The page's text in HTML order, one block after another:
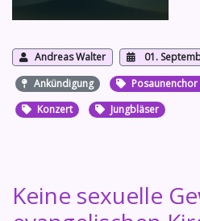
Andreas Walter
01.
Ankündigung
Konzert
Jungbläser
Keine sexuelle